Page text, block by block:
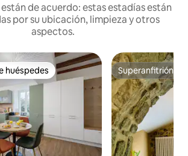
de acuerdo: estas estadías están
por su ubicación, limpieza y otros
aspectos.
preferido
huéspedes Superanfitrión
Superanfitrión